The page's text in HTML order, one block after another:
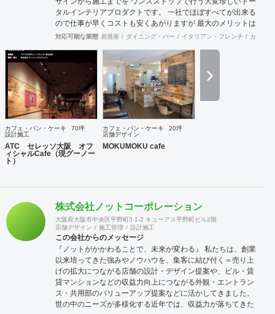
タルインテリアプロダクトです。 一社でほぼすべてが出来る
ので仕事が早くコストも安くあがりますが 最大のメリットは
統一感です。 ┻┳┻┳┻┳┻┳┻┳┻┳┻┳ 一般的に店舗
広告などそれぞれ別の業社なので 連携を取るのがとても大変
でお金と時間と手間を かけた割にはカラーバランスや統一感
がイマイチという物件もありますよね
┻┳┻┳┻┳┻┳┻┳┻┳┻┳┻┳┻┳┻┳ 弊社は元々店
舗・オフィス・家庭家具・雑貨など で20億円以上の販売実
績がある家具販売会社がベースで 現在はオリジナル製造工場
とデザイナーもおり 一社で”まるごと”家具・什器中心に内装
デザイン・施工 店内ディスプレイの小物雑貨や植栽、看板か
らメニュウ、ショップカードまで ワンストップのトータルコ
ーディネートで店舗が作れます。
れた古材をリユースして ダメージ感をなるべく残し質感の高
ています。材料が廃古材で均一では無く 同じものは2度とつ
くれませんし多少割れたり,ヒビがあったりします。 その辺
は理解していただけるようお願いします。
┻┳┻┳┻┳┻┳┻┳
┻┳┻┳┻┳┻┳┻┳┻┳┻┳ コンセプトは大きく言えば
【人にも地球にも優しい空間】 具体的には【お客様だけでな
くスタッフも居心地の良い楽しい空間】 アメリカンエコデザ
インでチョッとゆるくて楽しい空間を作っています。(^^)
┻┳┻┳┻┳┻┳┻┳┻┳┻┳┻┳┻┳┻┳┻┳┻┳┻┳ 3
月1日より大阪府認定の【エコ良品ネクスト】にも選定され
対応可能な業態 居酒屋 ダイニング・バー イタリアン・フレンチ カフェ
カフェ・パン・ケーキ
70坪
設計施工
ATC セレッソ大阪 オフ
ィシャルCafe（現グーノー
ト）
カフェ・パン・ケーキ
20坪
店舗デザイン
MOKUMOKU cafe
株式会社ノットコーポレーション
大阪府大阪市中央区平野町3-1-2 キューアス平野町ビル2階
店舗デザイン
施工管理 設計施工
この会社からのメッセージ
『ノットがかかわることで、未来が変わる』 私たちは、創業
以来培ってきた強みやノウハウを、集客に結び付く＝売り上
げの拡大につながる店舗の設計・デザイン提案や、ビル・賃
貸マンションなどの収益力向上につながる外観・エントラン
ス・共用部のバリューアップ提案などに活かしてきました。
世の中のニーズが多様化する近年では、収益力が落ちてきた